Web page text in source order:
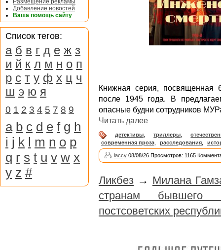
Книжная серия,
после 1945 года. В
опасные будни сотрудников
Читать далее
детективы триллеры
современная проза
расследования
laccy 08/08/26 Просмотров: 1165
Ликбез → Милана
странам бывшего
постсоветских
Добавление новостей
Ваша помощь сайту
Список тегов:
а б в г д е ж з
и й к л м н о п
р с т у ф х ц ч
ш э ю я
0 1 2 3 4 5 7 8 9
a b c d e f g h
i j k l m n o p
q r s t u v w x
y z #